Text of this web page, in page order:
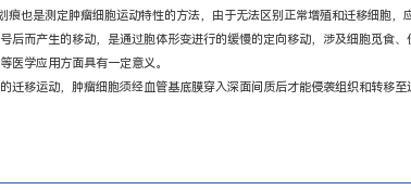
也是测定肿瘤细胞运动特性的方法，由于无法区别正常增殖和迁移细胞，
后而产生的移动，是通过胞体形变进行的缓慢的定向移动，涉及细胞觅食
医学应用方面具有一定意义。
迁移运动，肿瘤细胞须经血管基底膜穿入深面间质后才能侵袭组织和转移至